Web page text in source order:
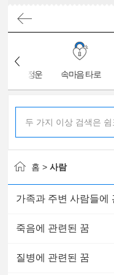
늘의 애정운 속마음 타로
홈 > 사람
가족과 주변 사람들에
죽음에 관련된 꿈
질병에 관련된 꿈